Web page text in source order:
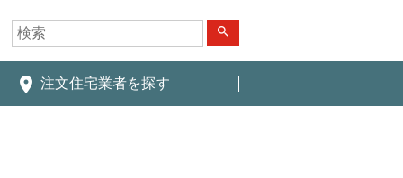
search
place 注文住宅業者を探す